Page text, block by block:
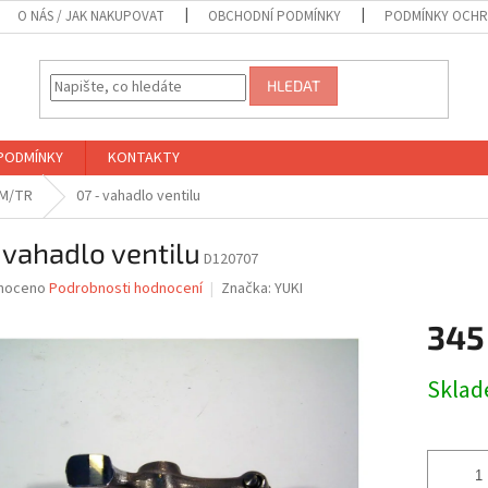
O NÁS / JAK NAKUPOVAT OBCHODNÍ PODMÍNKY PODMÍNKY
HLEDAT
KONTAKTY
TR 07 - vahadlo ventilu
ventilu D120707
Podrobnosti hodnocení Značka: YUKI
cena: